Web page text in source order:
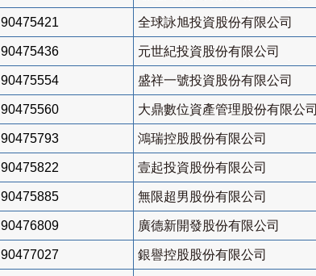
90475421 全球詠旭投資股份有限公司
90475436 元世紀投資股份有限公司
90475554 盛祥一號投資股份有限公司
90475560 大鼎數位資產管理股份有限公司
90475793 鴻瑞控股股份有限公司
90475822 壹起投資股份有限公司
90475885 無限超男股份有限公司
90476809 廣德新開發股份有限公司
90477027 銀譽控股股份有限公司